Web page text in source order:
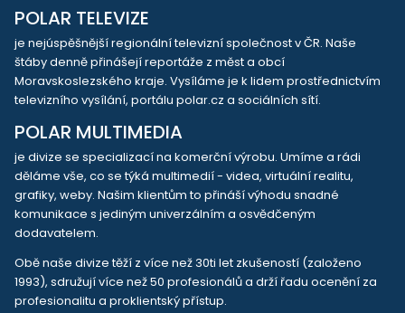
POLAR TELEVIZE
je nejúspěšnější regionální televizní společnost v ČR. Naše
štáby denně přinášejí reportáže z měst a obcí
Moravskoslezského kraje. Vysíláme je k lidem prostřednictvím
televizního vysílání, portálu polar.cz a sociálních sítí.
POLAR MULTIMEDIA
je divize se specializací na komerční výrobu. Umíme a rádi
děláme vše, co se týká multimedií - videa, virtuální realitu,
grafiky, weby. Našim klientům to přináší výhodu snadné
komunikace s jediným univerzálním a osvědčeným
dodavatelem.
Obě naše divize těží z více než 30ti let zkušeností (založeno
1993), sdružují více než 50 profesionálů a drží řadu ocenění za
profesionalitu a proklientský přístup.